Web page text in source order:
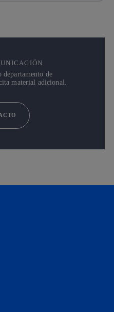
departamento de
material adicional.